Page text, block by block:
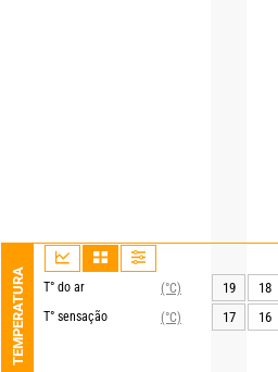
TEMPERATURA T° do ar
(°C)
T° sensação
(°C)
19 18
17
16